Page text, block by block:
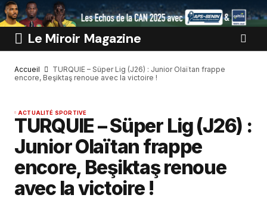
Le Miroir Magazine
Accueil
TURQUIE – Süper Lig (J26) : Junior Olaïtan frappe
encore, Beşiktaş renoue avec la victoire !
ACTUALITÉ SPORTIVE
TURQUIE – Süper Lig (J26) :
Junior Olaïtan frappe
encore, Beşiktaş renoue
avec la victoire !